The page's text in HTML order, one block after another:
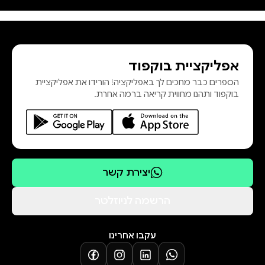
אפליקציית בוקפוד
הספרים כבר מחכים לך באפליקציה! הורידו את אפליקציית
בוקפוד ותהנו מחווית קריאה ברמה אחרת.
יצירת קשר
עקבו אחרינו